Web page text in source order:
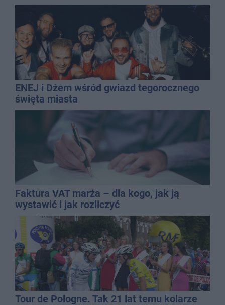
ENEJ i Dżem wśród gwiazd tegorocznego
święta miasta
Faktura VAT marża – dla kogo, jak ją
wystawić i jak rozliczyć
Tour de Pologne. Tak 21 lat temu kolarze